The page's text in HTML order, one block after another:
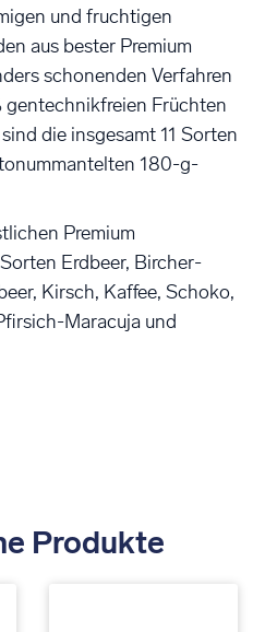
und fruchtigen
aus bester Premium
schonenden Verfahren
gentechnikfreien Früchten
die insgesamt 11 Sorten
180-g-
Premium
Erdbeer, Bircher-
Kirsch, Kaffee, Schoko,
Maracuja und
Produkte